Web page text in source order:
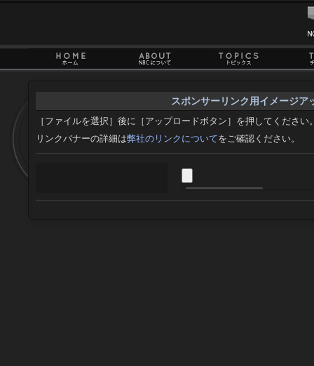
スポンサーリンク用イメージア
［ファイルを選択］後に［アップロードボタン］を押してください
リンクバナーの詳細は弊社のリンクについてをご確認ください。